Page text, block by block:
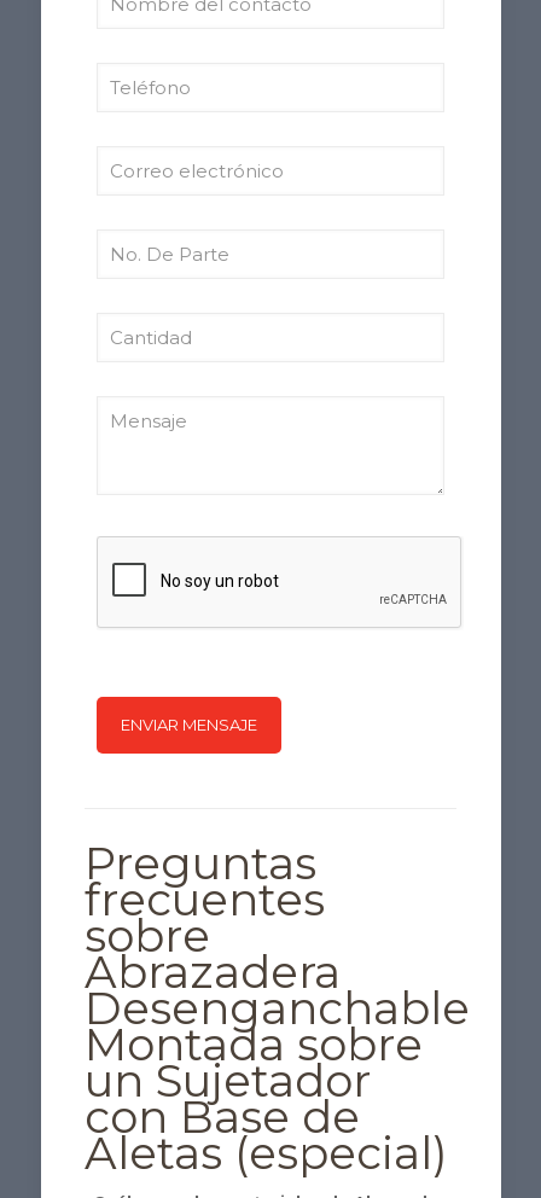
Preguntas
frecuentes
sobre
Abrazadera
Desenganchable
Montada sobre
un Sujetador
con Base de
Aletas (especial)